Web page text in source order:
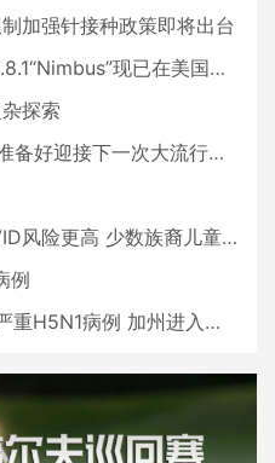
加强针接种政策即将出台
现已在美国占据主导地位
探索
迎接下一次大流行了吗？
更高 少数族裔儿童存在差异
例
病例 加州进入紧急状态